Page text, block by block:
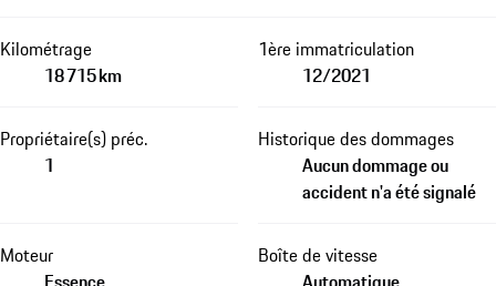
Kilométrage
18 715 km
1ère immatriculation
12/2021
Propriétaire(s) préc.
1
Historique des dommages
Aucun dommage ou
accident n'a été signalé
Moteur
Boîte de vitesse